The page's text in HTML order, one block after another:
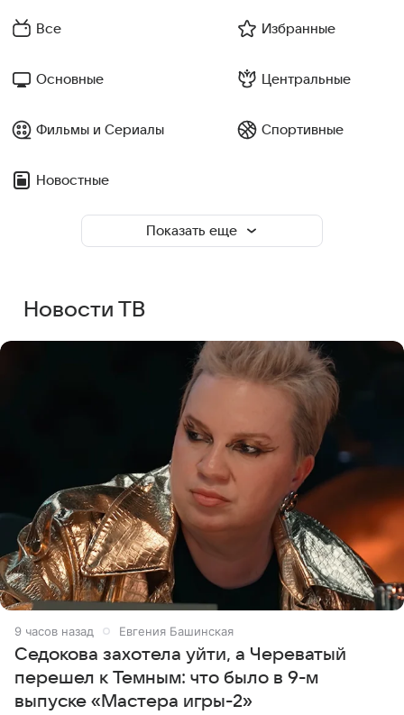
Все Избранные
Основные Центральные
Фильмы и Сериалы Спортивные
Новостные
Показать еще
Новости ТВ
9 часов назад Евгения Башинская
Седокова захотела уйти, а Череватый
перешел к Темным: что было в 9-м
выпуске «Мастера игры-2»